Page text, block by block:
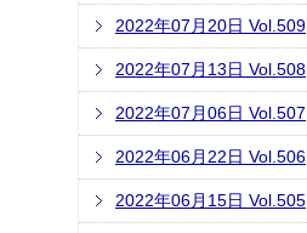
2022年07月20日 Vol.509
2022年07月13日 Vol.508
2022年07月06日 Vol.507
2022年06月22日 Vol.506
2022年06月15日 Vol.505